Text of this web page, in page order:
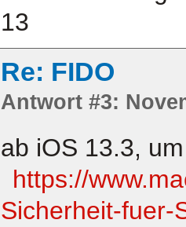
13
Re: FIDO
Antwort #3:
ab iOS 13.3,
https://
Sicherheit-fuer-